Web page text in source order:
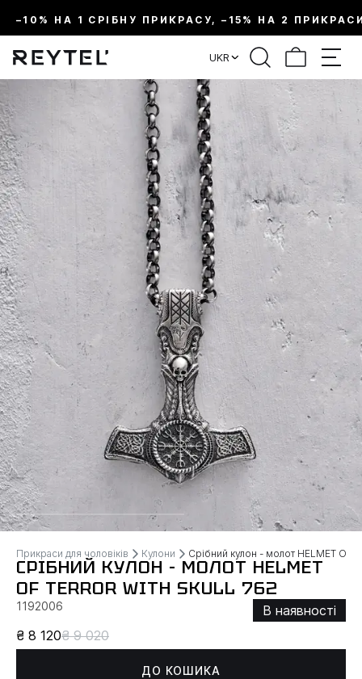
–10% НА 1 СРІБНУ ПРИКРАСУ, –15% НА 2
UKR
Прикраси для чоловіків Кулони Срібний кулон - молот HELMET OF
СРІБНИЙ КУЛОН - МОЛОТ HELMET
OF TERROR WITH SKULL 762
1192006
В наявності
₴ 8 120₴ 9 020
ДО КОШИКА